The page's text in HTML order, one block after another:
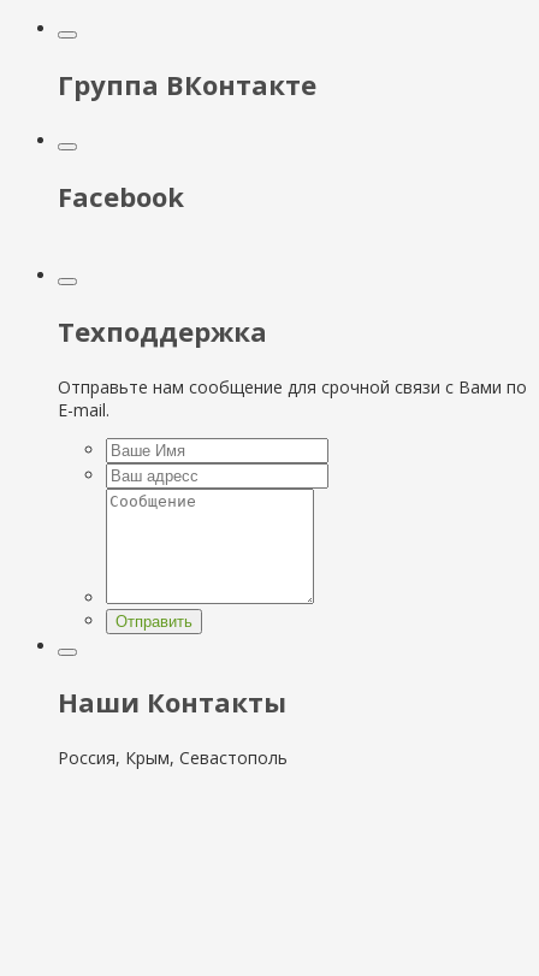
Группа ВКонтакте
Facebook
Техподдержка
Отправьте нам сообщение для срочной связи с Вами по
E-mail.
Отправить
Наши Контакты
Россия, Крым, Севастополь